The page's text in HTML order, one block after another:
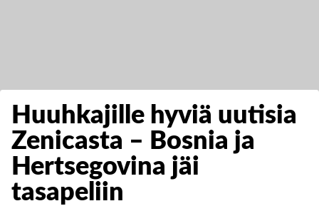
Huuhkajille hyviä uutisia
Zenicasta – Bosnia ja
Hertsegovina jäi
tasapeliin